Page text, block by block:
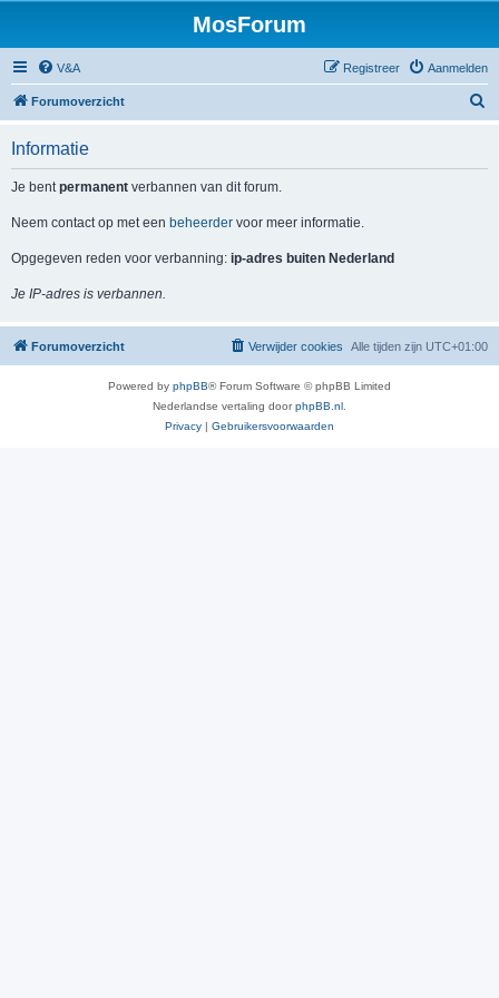
MosForum
V&A Aanmelden
Registreer
Forumoverzicht
Informatie
Je bentpermanent verbannen van dit forum.
Neem contact op met een beheerder voor meer informatie.
Opgegeven reden voor verbanning: ip-adres buiten Nederland
Je IP-adres is verbannen.
Forumoverzicht Alle tijden zijn UTC+01:00
Verwijder cookies
Powered by phpBB® Forum Software © phpBB Limited
Nederlandse vertaling doorphpBB.nl
Privacy | Gebruikersvoorwaarden